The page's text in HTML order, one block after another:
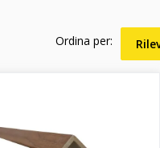
Ordina per: